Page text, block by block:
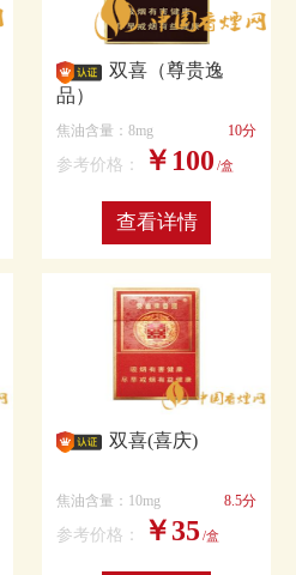
双喜（尊贵逸
品）
焦油含量：8mg 10分
参考价格： ￥100 /盒
查看详情
双喜(喜庆)
焦油含量：10mg 8.5分
参考价格： ￥35 /盒